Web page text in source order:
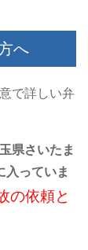
へ
で詳しい弁
県さいたま
入っていま
の依頼と